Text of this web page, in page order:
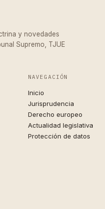
y novedades
Supremo, TJUE
NAVEGACIÓN
Inicio
Jurisprudencia
Derecho europeo
Actualidad legislativa
Protección de datos